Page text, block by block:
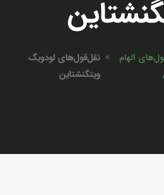
الهام
> نقل‌قول‌های لودویگ
ویتگنشتاین